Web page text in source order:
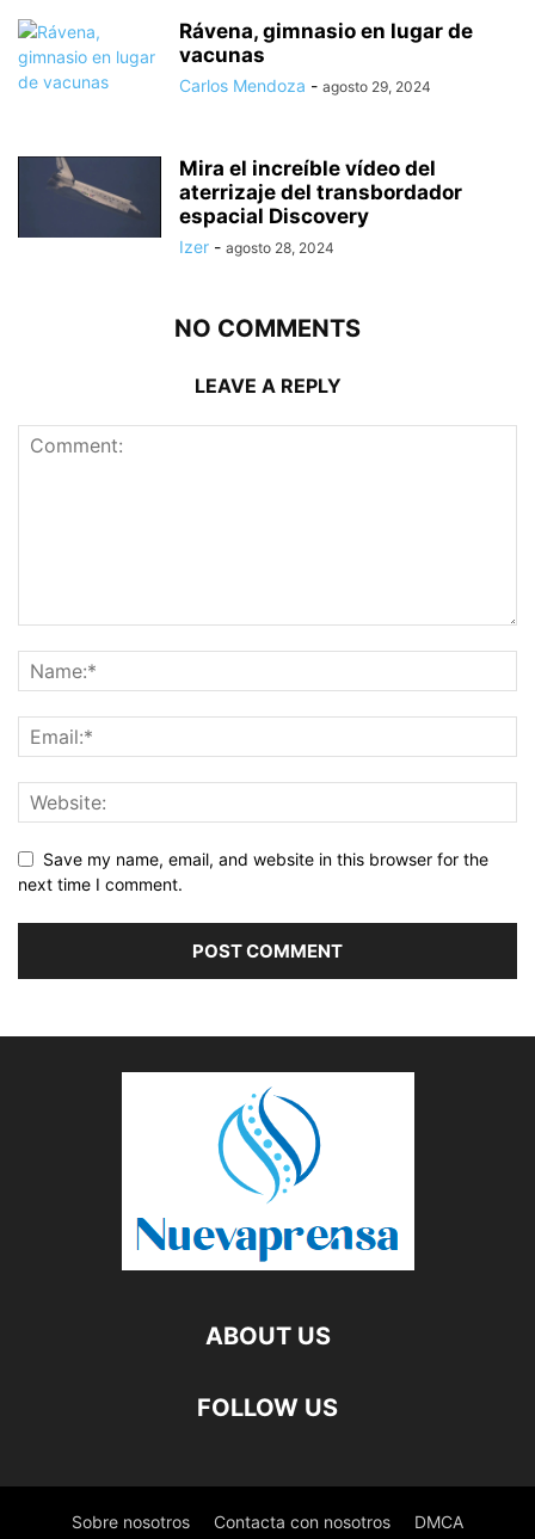
Rávena, gimnasio en lugar de
vacunas
Carlos Mendoza - agosto 29, 2024
Mira el increíble vídeo del
aterrizaje del transbordador
espacial Discovery
Izer - agosto 28, 2024
NO COMMENTS
LEAVE A REPLY
Save my name, email, and website in this browser for the
next time I comment.
ABOUT US
FOLLOW US
Sobre nosotros Contacta con nosotros DMCA